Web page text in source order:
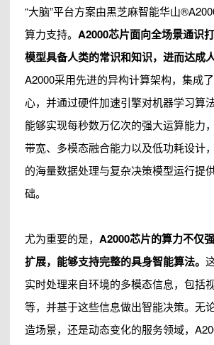
“大脑”平台方案由黑芝麻智能华山
算力支持。 A2000芯片面向全场景通识
模型具备人类的常识和知识，进而达成
A2000采用先进的异构计算架构，集成
心，并通过硬件加速引擎对机器学习算
能够实现每秒数万亿次的强大运算能力
带宽、多模态融合能力以及低功耗设计
的海量数据处理与复杂决策模型运行提
础。
尤为重要的是， A2000芯片的算力不仅
扩展，能够支持完整的具身智能算法。
实时处理来自环境的多模态信息，包括
等，并基于这些信息做出智能决策。无
造场景，还是动态变化的服务领域，